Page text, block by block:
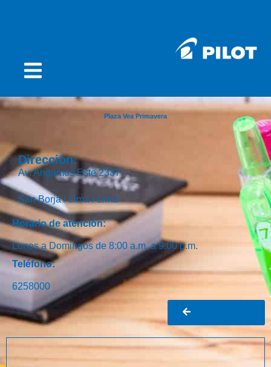
Plaza Vea Primavera
Dirección:
Av. Angamos Este 2337
San Borja /Lima /Lima
Horario de atención:
Lunes a Domingos de 8:00 a.m. a 9:00 p.m.
Teléfono:
6258000